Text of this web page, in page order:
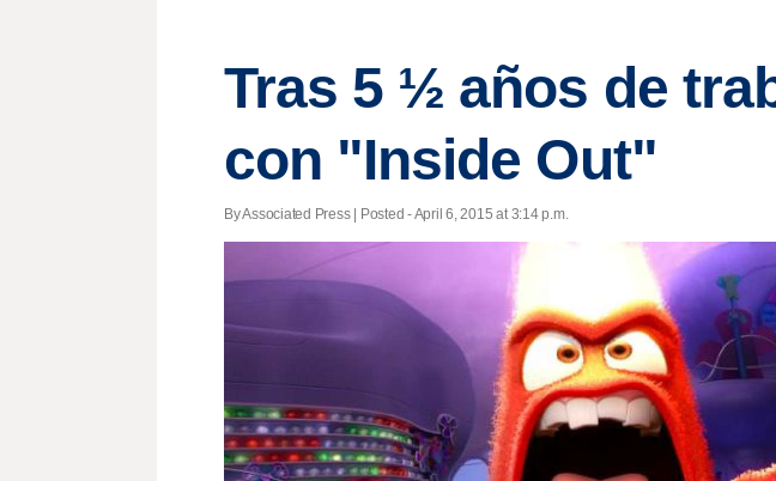
Tras 5 ½ años de
con "Inside Out"
By Associated Press | Posted - April 6, 2015 at 3:14 p.m.